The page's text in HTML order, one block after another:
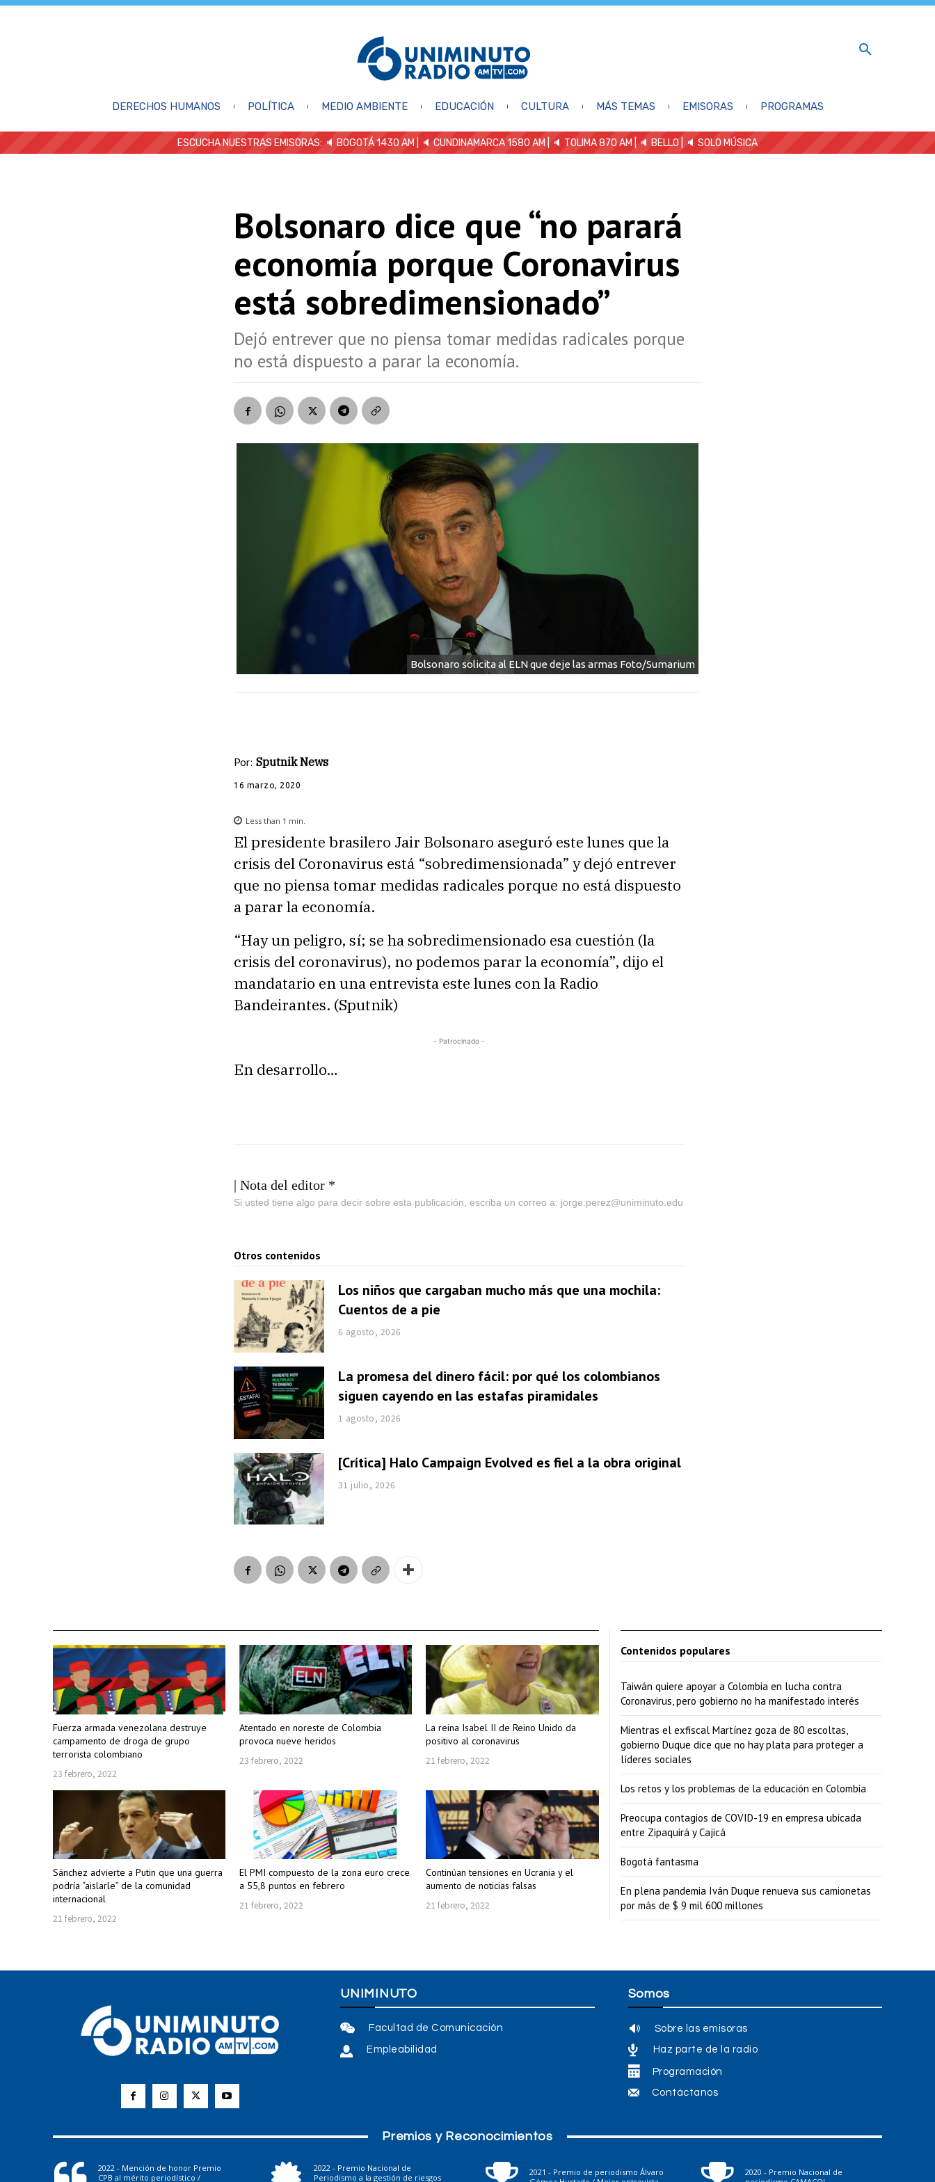
DERECHOS HUMANOS POLÍTICA MEDIO AMBIENTE EDUCACIÓN CULTURA MÁS TEMAS EMISORAS PROGRAMAS
ESCUCHA NUESTRAS EMISORAS: 🔈 BOGOTÁ 1430 AM | 🔈 CUNDINAMARCA 1580 AM | 🔈 TOLIMA 870 AM | 🔈 BELLO 🔈 SOLO MÚSICA
Bolsonaro dice que “no parará
economía porque Coronavirus
está sobredimensionado”
Dejó entrever que no piensa tomar medidas radicales porque
no está dispuesto a parar la economía.
Bolsonaro solicita al ELN que deje las armas Foto/Sumarium
Por: Sputnik News
16 marzo, 2020
Less than 1 min.
El presidente brasilero Jair Bolsonaro aseguró este lunes que la
crisis del Coronavirus está “sobredimensionada” y dejó entrever
que no piensa tomar medidas radicales porque no está dispuesto
a parar la economía.
“Hay un peligro, sí; se ha sobredimensionado esa cuestión (la
crisis del coronavirus), no podemos parar la economía”, dijo el
mandatario en una entrevista este lunes con la Radio
Bandeirantes. (Sputnik)
- Patrocinado -
En desarrollo…
| Nota del editor *
Si usted tiene algo para decir sobre esta publicación, escriba un correo a: jorge.perez@uniminuto.edu
Otros contenidos
Los niños que cargaban mucho más que una mochila:
Cuentos de a pie
6 agosto, 2026
La promesa del dinero fácil: por qué los colombianos
siguen cayendo en las estafas piramidales
1 agosto, 2026
[Crítica] Halo Campaign Evolved es fiel a la obra original
31 julio, 2026
Fuerza armada venezolana destruye
campamento de droga de grupo
terrorista colombiano
23 febrero, 2022
Atentado en noreste de Colombia
provoca nueve heridos
23 febrero, 2022
La reina Isabel II de Reino Unido da
positivo al coronavirus
21 febrero, 2022
Sánchez advierte a Putin que una guerra
podría “aislarle” de la comunidad
internacional
21 febrero, 2022
El PMI compuesto de la zona euro crece
a 55,8 puntos en febrero
21 febrero, 2022
Continúan tensiones en Ucrania y el
aumento de noticias falsas
21 febrero, 2022
Contenidos populares
Taiwán quiere apoyar a Colombia en lucha contra
Coronavirus, pero gobierno no ha manifestado interés
Mientras el exfiscal Martínez goza de 80 escoltas,
gobierno Duque dice que no hay plata para proteger a
líderes sociales
Los retos y los problemas de la educación en Colombia
Preocupa contagios de COVID-19 en empresa ubicada
entre Zipaquirá y Cajicá
Bogotá fantasma
En plena pandemia Iván Duque renueva sus camionetas
por más de $ 9 mil 600 millones
UNIMINUTO
Facultad de Comunicación
Empleabilidad
Somos
Sobre las emisoras
Haz parte de la radio
Programación
Contáctanos
Premios y Reconocimientos
2022 - Mención de honor Premio
CPB al mérito periodístico /
2022 - Premio Nacional de
Periodismo a la gestión de riesgos
2021 - Premio de periodismo Álvaro
2020 - Premio Nacional de